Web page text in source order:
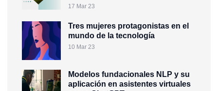
17 Mar 23
Tres mujeres protagonistas en el
mundo de la tecnología
10 Mar 23
Modelos fundacionales NLP y su
aplicación en asistentes virtuales